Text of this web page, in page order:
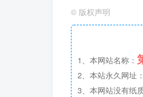
© 版权声明
1、本网站名称：
2、本站永久网址：
3、本网站没有纸